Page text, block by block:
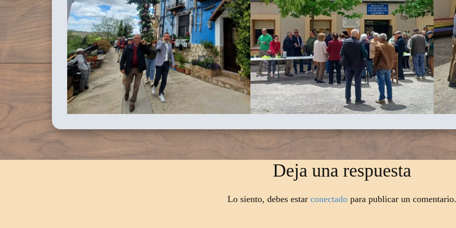
Deja una respuesta
Lo siento, debes estar conectado para publicar un comentario.